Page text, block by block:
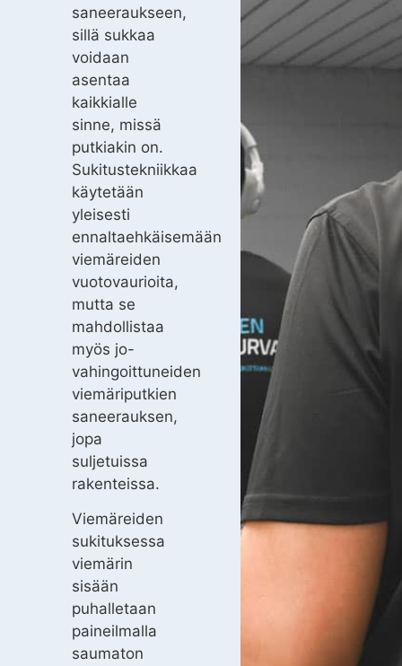
saneeraukseen,
sillä sukkaa
voidaan
asentaa
kaikkialle
sinne, missä
putkiakin on.
Sukitustekniikkaa
käytetään
yleisesti
ennaltaehkäisemään
viemäreiden
vuotovaurioita,
mutta se
mahdollistaa
myös jo-
vahingoittuneiden
viemäriputkien
saneerauksen,
jopa
suljetuissa
rakenteissa.
Viemäreiden
sukituksessa
viemärin
sisään
puhalletaan
paineilmalla
saumaton